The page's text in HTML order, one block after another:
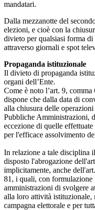
mandatari.
Dalla mezzanotte del
elezioni, e cioè con la
divieto per qualsiasi forma di
attraverso giornali e spot
Propaganda istituzionale
Il divieto di propaganda
organi dell’Ente.
Come è noto l’art. 9,
dispone che dalla data di
alla chiusura delle
Pubbliche Amministrazioni,
eccezione di quelle
per l'efficace assolvimento
In relazione a tale disciplina
disposto l'abrogazione
implicitamente, anche
81, i quali, con
amministrazioni di svolgere
alla loro attività
campagna elettorale e per